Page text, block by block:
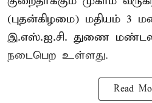
(புதன்கிழமை) மதியம் 3
இ.எஸ்.ஐ.சி. துணை
நடைபெற உள்ளது.
Read